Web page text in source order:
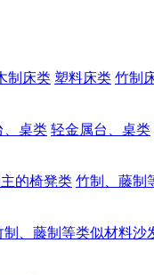
制床类 塑料床类 竹制
、桌类 轻金属台、桌类
的椅凳类 竹制、藤制
制、藤制等类似材料沙